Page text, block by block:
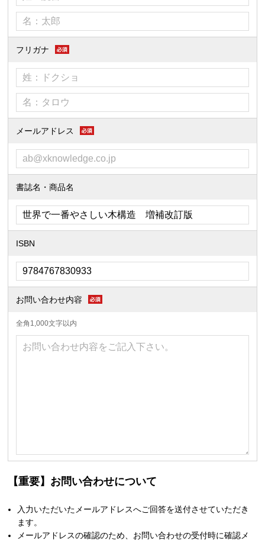
フリガナ
メールアドレス
書誌名・商品名
ISBN
お問い合わせ内容
全角1,000文字以内
【重要】お問い合わせについて
入力いただいたメールアドレスへご回答を送付させていただき
ます。
メールアドレスの確認のため、お問い合わせの受付時に確認メ